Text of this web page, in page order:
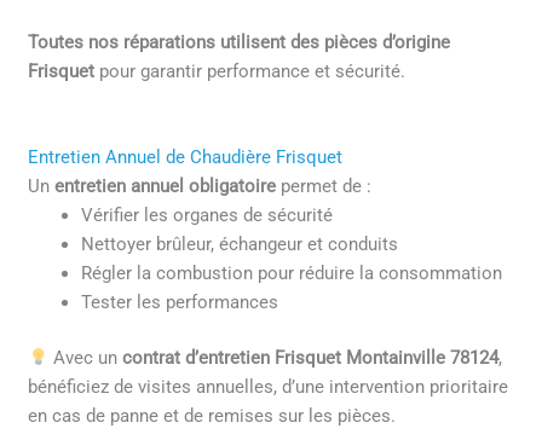
Toutes nos réparations utilisent des pièces d’origine
Frisquet pour garantir performance et sécurité.
Entretien Annuel de Chaudière Frisquet
Unentretien annuel obligatoire permet de :
Vérifier les organes de sécurité
Nettoyer brûleur, échangeur et conduits
Régler la combustion pour réduire la consommation
Tester les performances
Avec un contrat d’entretien Frisquet Montainville 78124,
bénéficiez de visites annuelles, d’une intervention prioritaire
en cas de panne et de remises sur les pièces.